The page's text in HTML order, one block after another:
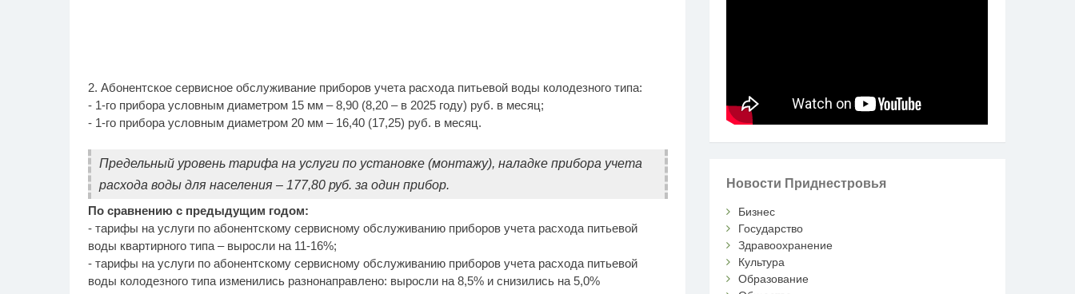
2. Абонентское сервисное обслуживание приборов учета расхода питьевой воды колодезного типа:
- 1-го прибора условным диаметром 15 мм – 8,90 (8,20 – в 2025 году) руб. в месяц;
- 1-го прибора условным диаметром 20 мм – 16,40 (17,25) руб. в месяц.
Предельный уровень тарифа на услуги по установке (монтажу), наладке прибора учета
расхода воды для населения – 177,80 руб. за один прибор.
По сравнению с предыдущим годом:
- тарифы на услуги по абонентскому сервисному обслуживанию приборов учета расхода питьевой
воды квартирного типа – выросли на 11-16%;
- тарифы на услуги по абонентскому сервисному обслуживанию приборов учета расхода питьевой
воды колодезного типа изменились разнонаправлено: выросли на 8,5% и снизились на 5,0%
Новости Приднестровья
Бизнес
Государство
Здравоохранение
Культура
Образование